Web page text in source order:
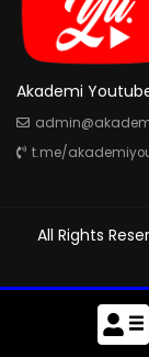
Akademi
t.me/
All Rights